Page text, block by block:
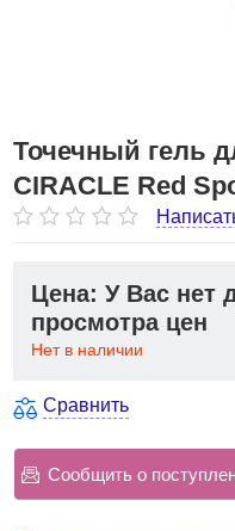
Точечный гель
CIRACLE Red
Цена: У Вас нет
просмотра цен
Нет в наличии
Сравнить
Сообщить о